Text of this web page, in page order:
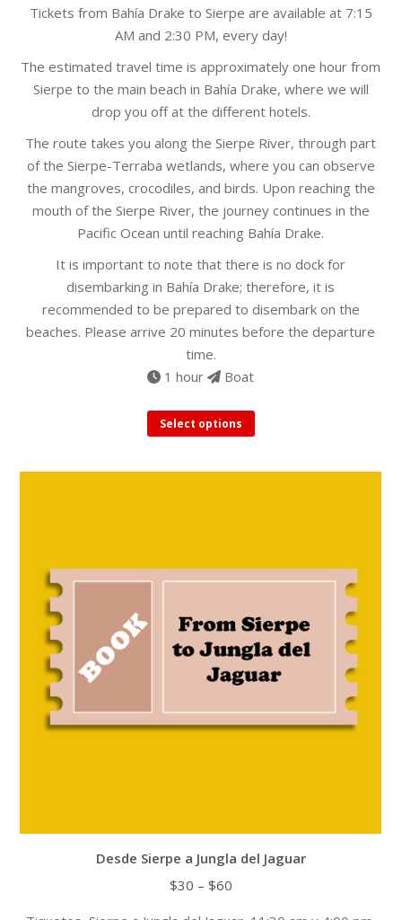
$40
Tickets from Bahía Drake to Sierpe are available at 7:15
AM and 2:30 PM, every day!
The estimated travel time is approximately one hour from
Sierpe to the main beach in Bahía Drake, where we will
drop you off at the different hotels.
The route takes you along the Sierpe River, through part
of the Sierpe-Terraba wetlands, where you can observe
the mangroves, crocodiles, and birds. Upon reaching the
mouth of the Sierpe River, the journey continues in the
Pacific Ocean until reaching Bahía Drake.
It is important to note that there is no dock for
disembarking in Bahía Drake; therefore, it is
recommended to be prepared to disembark on the
beaches. Please arrive 20 minutes before the departure
time.
1 hour
Boat
Select options
may
chosen
on
the
page
Desde Sierpe a Jungla del Jaguar
$30 – $60Price